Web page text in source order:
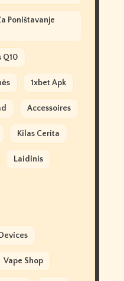
Poništavanje
Q10
1xbet Apk
Accessoires
Kilas Cerita
Laidinis
Vape Shop